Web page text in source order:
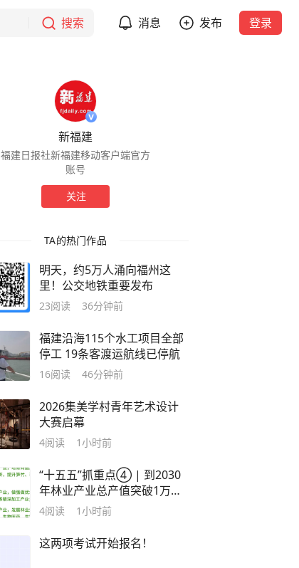
搜索 消息 发布 登录
新福建
福建日报社新福建移动客户端官方
账号
关注
TA的热门作品
明天，约5万人涌向福州这
里！公交地铁重要发布
23阅读 36分钟前
福建沿海115个水工项目全部
停工 19条客渡运航线已停航
16阅读 46分钟前
2026集美学村青年艺术设计
大赛启幕
4阅读 1小时前
“十五五”抓重点④ | 到2030
年林业产业总产值突破1万亿
元
4阅读 1小时前
这两项考试开始报名！